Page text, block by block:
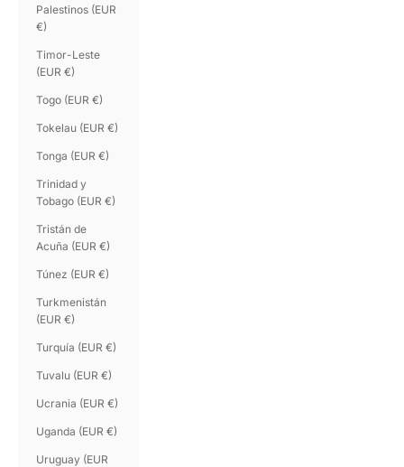
Palestinos (EUR
€)
Timor-Leste
(EUR €)
Togo (EUR €)
Tokelau (EUR €)
Tonga (EUR €)
Trinidad y
Tobago (EUR €)
Tristán de
Acuña (EUR €)
Túnez (EUR €)
Turkmenistán
(EUR €)
Turquía (EUR €)
Tuvalu (EUR €)
Ucrania (EUR €)
Uganda (EUR €)
Uruguay (EUR